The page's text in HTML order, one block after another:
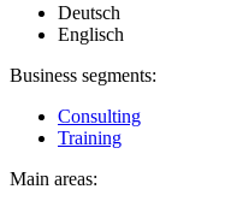
Deutsch
Englisch
Business segments:
Consulting
Training
Main areas: